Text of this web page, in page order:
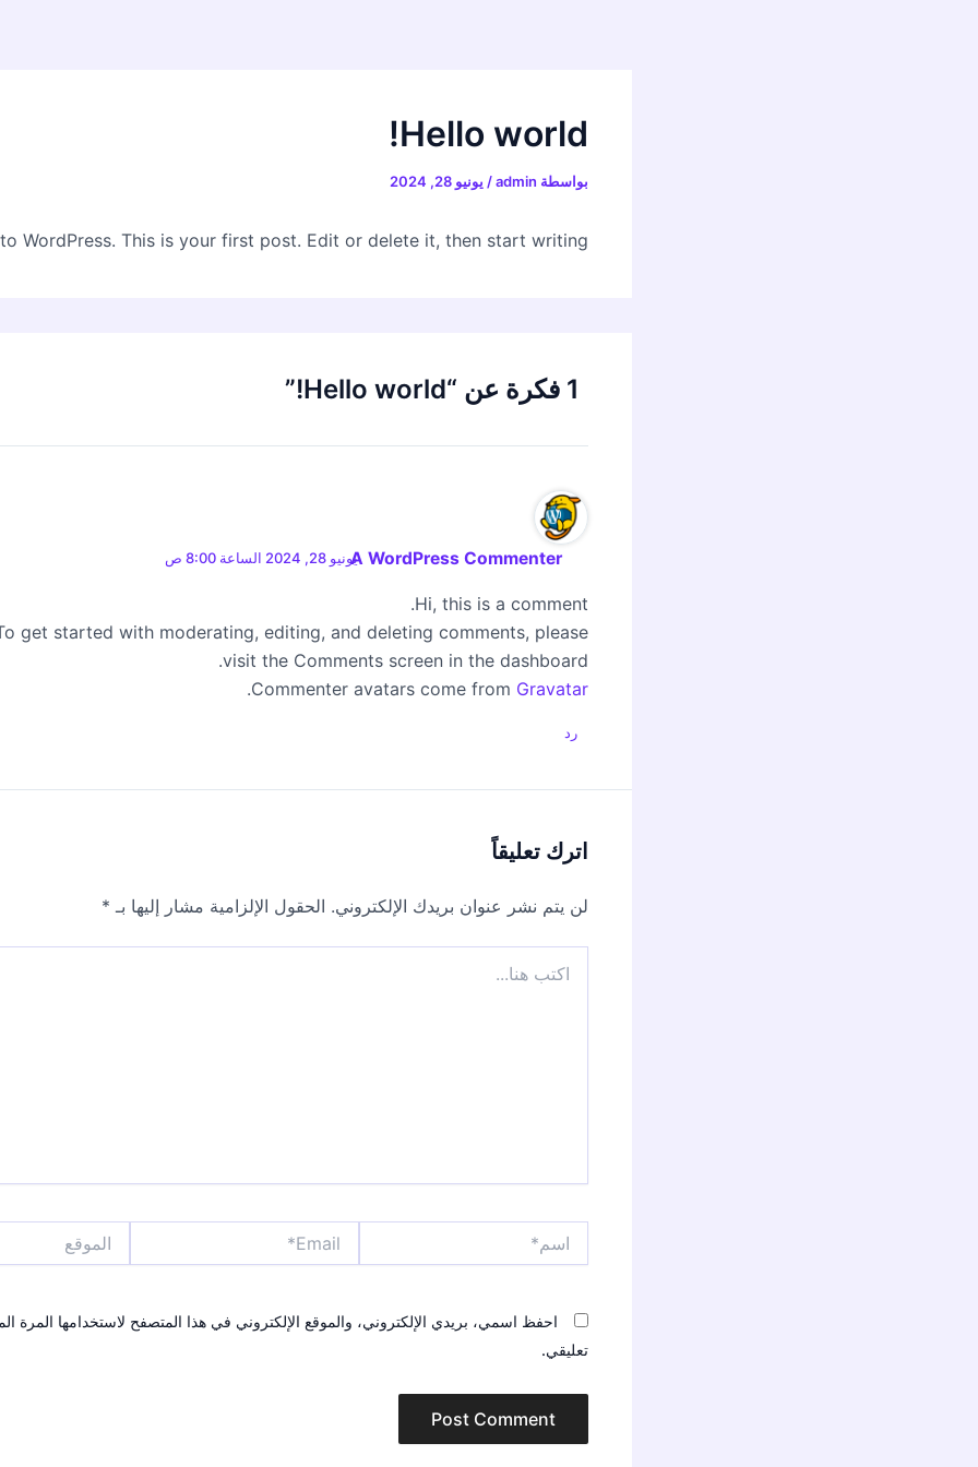
Hello world!
بواسطة admin
/ يونيو 28, 2024
WordPress. This is your first post. Edit or delete it, then start writing!
1 فكرة عن “Hello world!”
A WordPress Commenterيونيو 28, 2024 الساعة 8:00 ص
Hi, this is a comment.
get started with moderating, editing, and deleting comments, please
visit the Comments screen in the dashboard.
Commenter avatars come from Gravatar
.
رد
اترك تعليقاً
لن يتم نشر عنوان بريدك الإلكتروني. الحقول الإلزامية مشار إليها بـ *
هنا...
احفظ اسمي، بريدي الإلكتروني، والموقع الإلكتروني في هذا المتصفح لاستخدامها المرة
تعليقي.